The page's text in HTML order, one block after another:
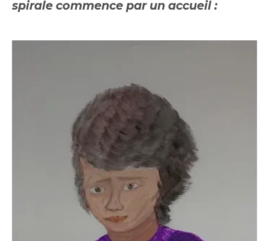
spirale commence par un accueil :